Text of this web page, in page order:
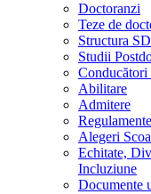
Doctoranzi
Teze de
Structura
Studii
Conducători
Abilitare
Admitere
Regulamente
Alegeri
Echitate,
Incluziune
Documente